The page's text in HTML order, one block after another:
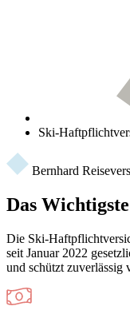
Ski-
Bernhard
Das
Die Ski-
seit Januar 2022
und schützt